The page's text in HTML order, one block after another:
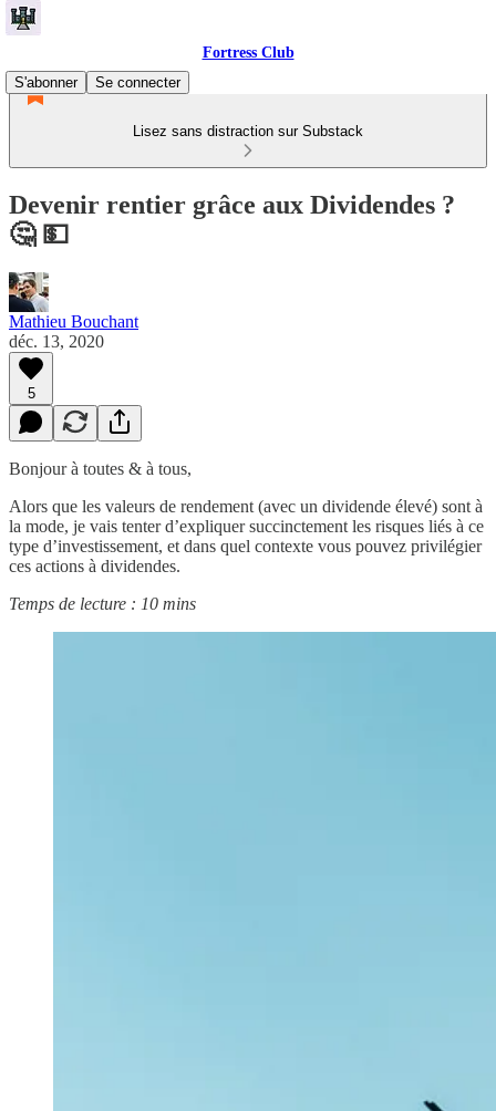
Fortress Club
S'abonner
Se connecter
Lisez sans distraction sur Substack
Devenir rentier grâce aux Dividendes ?
🤔 💵
Mathieu Bouchant
déc. 13, 2020
5
Bonjour à toutes & à tous,
Alors que les valeurs de rendement (avec un dividende élevé) sont à
la mode, je vais tenter d’expliquer succinctement les risques liés à ce
type d’investissement, et dans quel contexte vous pouvez privilégier
ces actions à dividendes.
Temps de lecture : 10 mins